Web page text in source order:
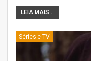
LEIA MAIS...
Séries e TV